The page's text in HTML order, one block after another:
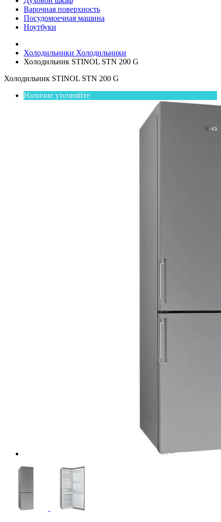
Варочная поверхность
Посудомоечная машина
Ноутбуки
Холодильники Холодильники
Холодильник STINOL STN 200 G
Холодильник STINOL STN 200 G
Наличие уточняйте